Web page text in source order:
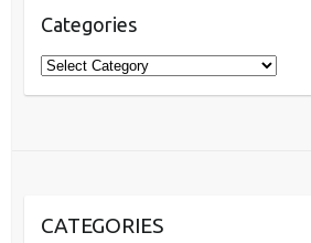
Categories
Categories
CATEGORIES